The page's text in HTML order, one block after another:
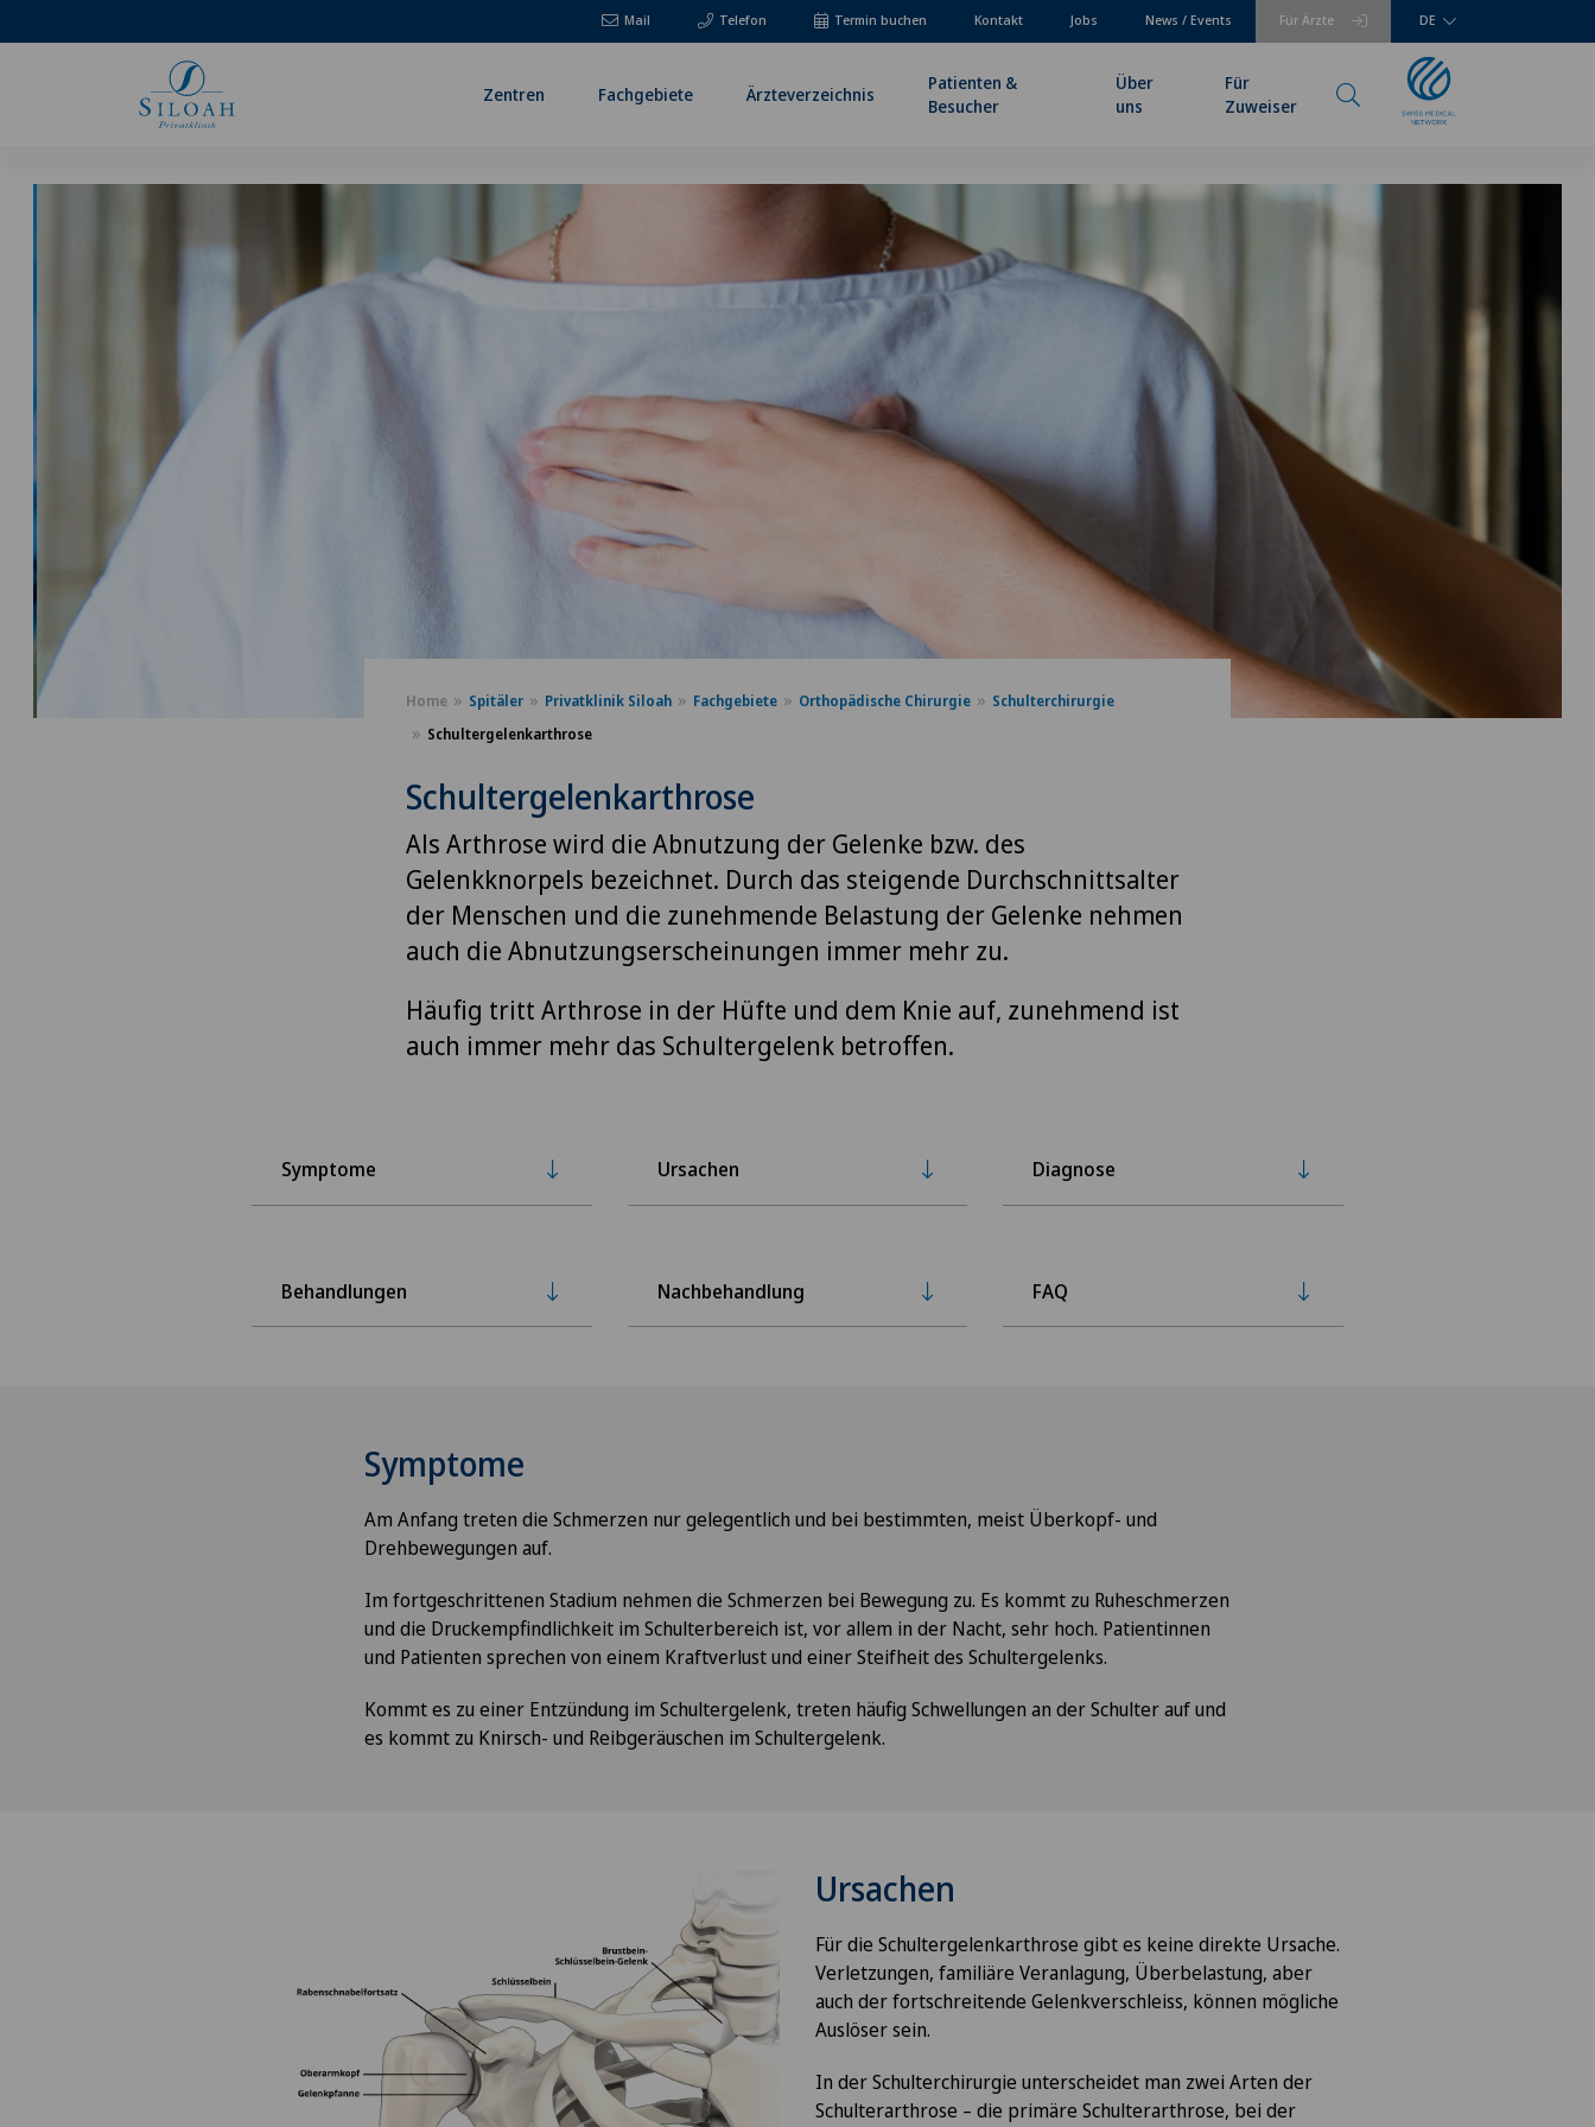
Mail Telefon Für Ärzte
Termin buchen Kontakt Jobs News / Events DE
Zentren Fachgebiete Ärzteverzeichnis
Patienten &
Besucher
Über
uns
Für
Zuweiser
Home Spitäler Privatklinik Siloah Fachgebiete Orthopädische Chirurgie
Schulterchirurgie
Schultergelenkarthrose
Schultergelenkarthrose
Als Arthrose wird die Abnutzung der Gelenke bzw. des
Gelenkknorpels bezeichnet. Durch das steigende Durchschnittsalter
der Menschen und die zunehmende Belastung der Gelenke nehmen
auch die Abnutzungserscheinungen immer mehr zu.
Häufig tritt Arthrose in der Hüfte und dem Knie auf, zunehmend ist
auch immer mehr das Schultergelenk betroffen.
Symptome Ursachen Diagnose
Behandlungen Nachbehandlung FAQ
Symptome
Am Anfang treten die Schmerzen nur gelegentlich und bei bestimmten, meist Überkopf- und
Drehbewegungen auf.
Im fortgeschrittenen Stadium nehmen die Schmerzen bei Bewegung zu. Es kommt zu Ruheschmerzen
und die Druckempfindlichkeit im Schulterbereich ist, vor allem in der Nacht, sehr hoch. Patientinnen
und Patienten sprechen von einem Kraftverlust und einer Steifheit des Schultergelenks.
Kommt es zu einer Entzündung im Schultergelenk, treten häufig Schwellungen an der Schulter auf und
es kommt zu Knirsch- und Reibgeräuschen im Schultergelenk.
Ursachen
Für die Schultergelenkarthrose gibt es keine direkte Ursache.
Verletzungen, familiäre Veranlagung, Überbelastung, aber
auch der fortschreitende Gelenkverschleiss, können mögliche
Auslöser sein.
In der Schulterchirurgie unterscheidet man zwei Arten der
Schulterarthrose – die primäre Schulterarthrose, bei der